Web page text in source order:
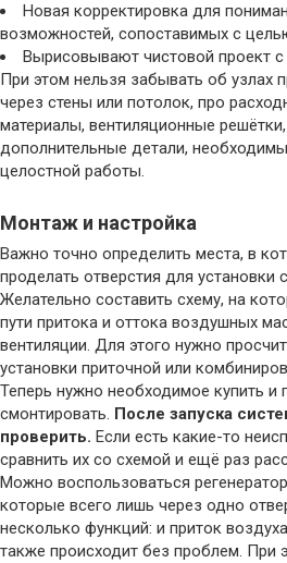
Новая корректировка для
возможностей, сопоставимых с
Вырисовывают чистовой проект
При этом нельзя забывать об узлах
через стены или потолок, про
материалы, вентиляционные
дополнительные детали,
целостной работы.
Монтаж и настройка
Важно точно определить места, в
проделать отверстия для установки
Желательно составить схему, на
пути притока и оттока воздушных
вентиляции. Для этого нужно
установки приточной или
Теперь нужно необходимое купить и
смонтировать. После запуска
проверить. Если есть какие-то
сравнить их со схемой и ещё раз
Можно воспользоваться
которые всего лишь через одно
несколько функций: и приток
также происходит без проблем. При